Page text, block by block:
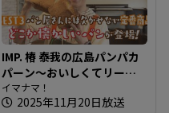
IMP. 椿 泰我の広島パンパカ
パーン～おいしくてリーズ
ナブル！イートインもでき
る種類豊富なお店
イマナマ！
2025年11月20日放送